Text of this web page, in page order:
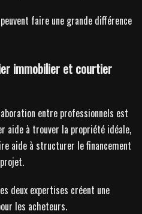
faire une grande différence
immobilier et courtier
entre professionnels est
aide à trouver la propriété idéale,
aide à structurer le financement
deux expertises créent une
les acheteurs.